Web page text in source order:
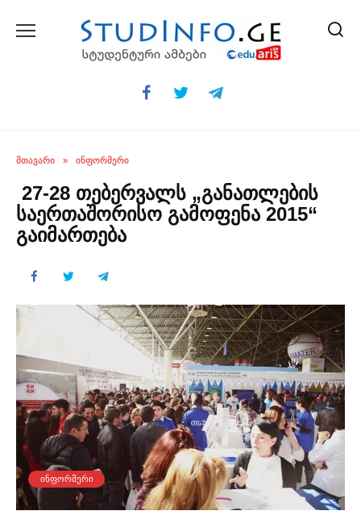
ᲛᲗᲐᲕᲐᲠᲘ » ᲘᲜᲤᲝᲠᲛᲔᲠᲘ
27-28 თებერვალს „განათლების
საერთაშორისო გამოფენა 2015“
გაიმართება
ᲘᲜᲤᲝᲠᲛᲔᲠᲘ